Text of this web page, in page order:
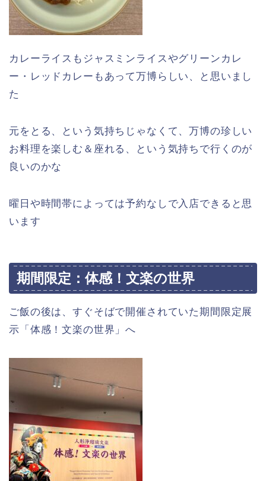
カレーライスもジャスミンライスやグリーンカレ
ー・レッドカレーもあって万博らしい、と思いまし
た
元をとる、という気持ちじゃなくて、万博の珍しい
お料理を楽しむ＆座れる、という気持ちで行くのが
良いのかな
曜日や時間帯によっては予約なしで入店できると思
います
期間限定：体感！文楽の世界
ご飯の後は、すぐそばで開催されていた期間限定展
示「体感！文楽の世界」へ